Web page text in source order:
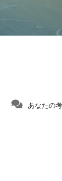
あなたの